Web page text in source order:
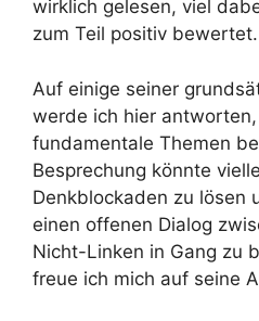
wirklich gelesen, viel
zum Teil positiv bewertet.
Auf einige seiner
werde ich hier
fundamentale Themen
Besprechung könnte
Denkblockaden zu lösen
einen offenen Dialog
Nicht-Linken in Gang zu
freue ich mich auf seine